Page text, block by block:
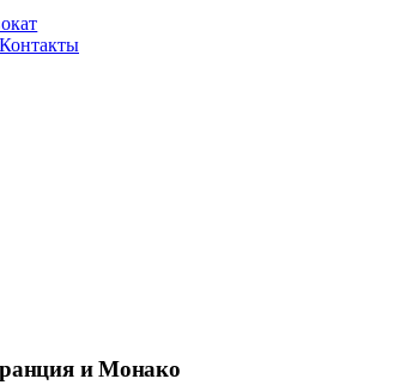
Контакты
и Монако